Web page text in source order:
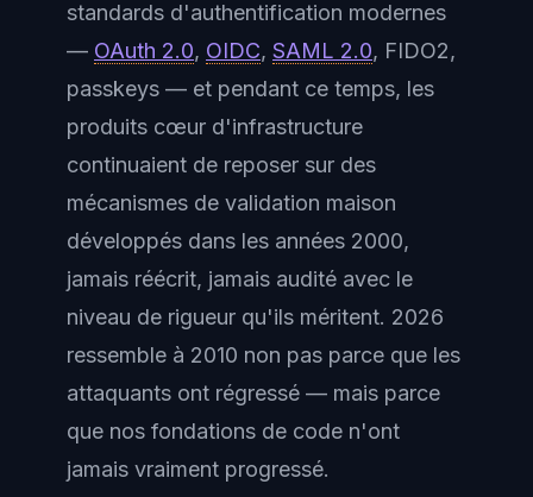
standards d'authentification modernes
— OAuth 2.0, OIDC, SAML 2.0, FIDO2,
passkeys — et pendant ce temps, les
produits cœur d'infrastructure
continuaient de reposer sur des
mécanismes de validation maison
développés dans les années 2000,
jamais réécrit, jamais audité avec le
niveau de rigueur qu'ils méritent. 2026
ressemble à 2010 non pas parce que les
attaquants ont régressé — mais parce
que nos fondations de code n'ont
jamais vraiment progressé.